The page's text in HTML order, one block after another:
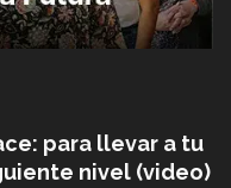
para llevar a tu
nivel (video)